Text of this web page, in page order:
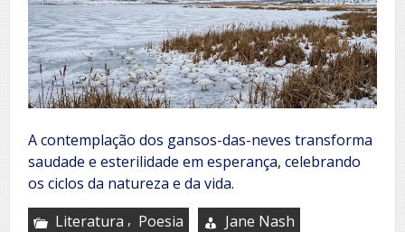
A contemplação dos gansos-das-neves transforma
saudade e esterilidade em esperança, celebrando
os ciclos da natureza e da vida.
Literatura , Poesia
Jane Nash